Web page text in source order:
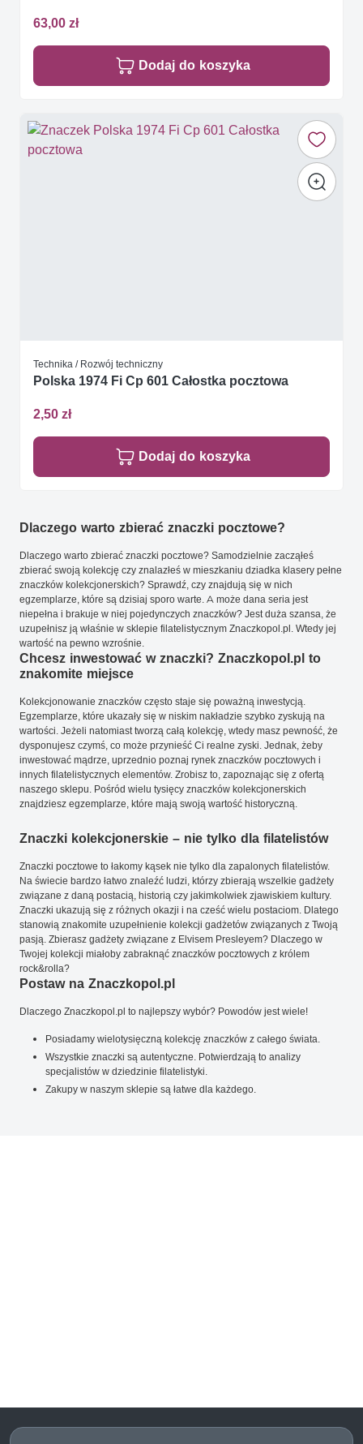
63,00 zł
Dodaj do koszyka
Technika / Rozwój techniczny
Polska 1974 Fi Cp 601 Całostka pocztowa
2,50 zł
Dodaj do koszyka
Dlaczego warto zbierać znaczki pocztowe?
Dlaczego warto zbierać znaczki pocztowe? Samodzielnie zacząłeś
zbierać swoją kolekcję czy znalazłeś w mieszkaniu dziadka klasery pełne
znaczków kolekcjonerskich? Sprawdź, czy znajdują się w nich
egzemplarze, które są dzisiaj sporo warte. A może dana seria jest
niepełna i brakuje w niej pojedynczych znaczków? Jest duża szansa, że
uzupełnisz ją właśnie w sklepie filatelistycznym Znaczkopol.pl. Wtedy jej
wartość na pewno wzrośnie.
Chcesz inwestować w znaczki? Znaczkopol.pl to
znakomite miejsce
Kolekcjonowanie znaczków często staje się poważną inwestycją.
Egzemplarze, które ukazały się w niskim nakładzie szybko zyskują na
wartości. Jeżeli natomiast tworzą całą kolekcję, wtedy masz pewność, że
dysponujesz czymś, co może przynieść Ci realne zyski. Jednak, żeby
inwestować mądrze, uprzednio poznaj rynek znaczków pocztowych i
innych filatelistycznych elementów. Zrobisz to, zapoznając się z ofertą
naszego sklepu. Pośród wielu tysięcy znaczków kolekcjonerskich
znajdziesz egzemplarze, które mają swoją wartość historyczną.
Znaczki kolekcjonerskie – nie tylko dla filatelistów
Znaczki pocztowe to łakomy kąsek nie tylko dla zapalonych filatelistów.
Na świecie bardzo łatwo znaleźć ludzi, którzy zbierają wszelkie gadżety
związane z daną postacią, historią czy jakimkolwiek zjawiskiem kultury.
Znaczki ukazują się z różnych okazji i na cześć wielu postaciom. Dlatego
stanowią znakomite uzupełnienie kolekcji gadżetów związanych z Twoją
pasją. Zbierasz gadżety związane z Elvisem Presleyem? Dlaczego w
Twojej kolekcji miałoby zabraknąć znaczków pocztowych z królem
rock&rolla?
Postaw na Znaczkopol.pl
Dlaczego Znaczkopol.pl to najlepszy wybór? Powodów jest wiele!
Posiadamy wielotysięczną kolekcję znaczków z całego świata.
Wszystkie znaczki są autentyczne. Potwierdzają to analizy
specjalistów w dziedzinie filatelistyki.
Zakupy w naszym sklepie są łatwe dla każdego.